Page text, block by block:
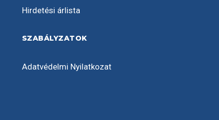
Hirdetési árlista
SZABÁLYZATOK
Adatvédelmi Nyilatkozat